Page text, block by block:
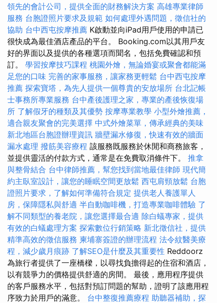
領先的會計公司，提供全面的財務解決方案 高雄專業律師
服務 台胞證照片要求及規範 如何處理外遇問題，徵信社的
協助 台中西屯按摩推薦 K啟動並向iPad用戶使用的申請已
很快成為最佳酒店產品的平台。 Booking.com以其用戶友
好的界面以及提供的各種選項而聞名，包括免費確認和預
訂。 學習按摩技巧課程 桃園外燴，無論婚宴或聚會都能滿
足您的口味 完善的家事服務，讓家務更輕鬆 台中西屯按摩
推薦 探索寶塔，為先人提供一個尊貴的安放場所 台北記帳
士事務所專業服務 台中產後護理之家，專業的產後恢復場
所 了解假牙的種類及其優勢 按摩專業教學 小型外燴推薦，
適合親友聚會的完美選擇 中式外燴菜單，傳承經典的美味
新北地區台胞證辦理資訊 牆壁漏水修復，快速有效的牆面
漏水處理 撥筋美容療程 該服務既服務於休閒和商務旅客，
並提供靈活的付款方式，通常是在免費取消條件下。 推拿
與整骨結合 台中律師推薦，幫您找到當地最佳律師 現代簡
約主臥室設計，讓您的睡眠空間更放鬆 西屯肩頸放鬆 台胞
證照片要求，了解如何準備符合規定 提供老人養護單人
房，保障隱私與舒適 半自動咖啡機，打造專業咖啡體驗 了
解不同類型的養老院，讓您選擇最合適 除白蟻專家，提供
有效的白蟻處理方案 探索數位行銷策略 新北徵信社，提供
精準高效的徵信服務 柬埔寨簽證的辦理流程 法令紋醫美療
程，減少歲月痕跡 了解SEO是什麼及其重要性 Reddoorz
為旅行者提供了一座橋樑，以尋找負擔得起的住宿和酒店，
以有競爭力的價格提供舒適的房間。 最後，應用程序提供
的客戶服務水平，包括對預訂問題的幫助，證明了該應用程
序致力於用戶的滿意。 台中整復推薦療程 助聽器補助，探